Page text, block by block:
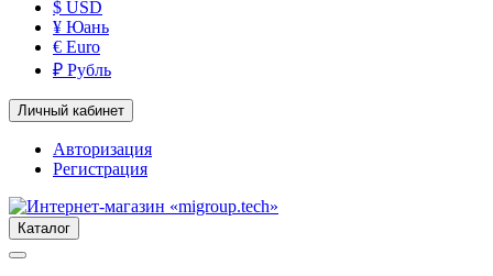
$ USD
¥ Юань
€ Euro
₽ Рубль
Личный кабинет
Авторизация
Регистрация
Каталог